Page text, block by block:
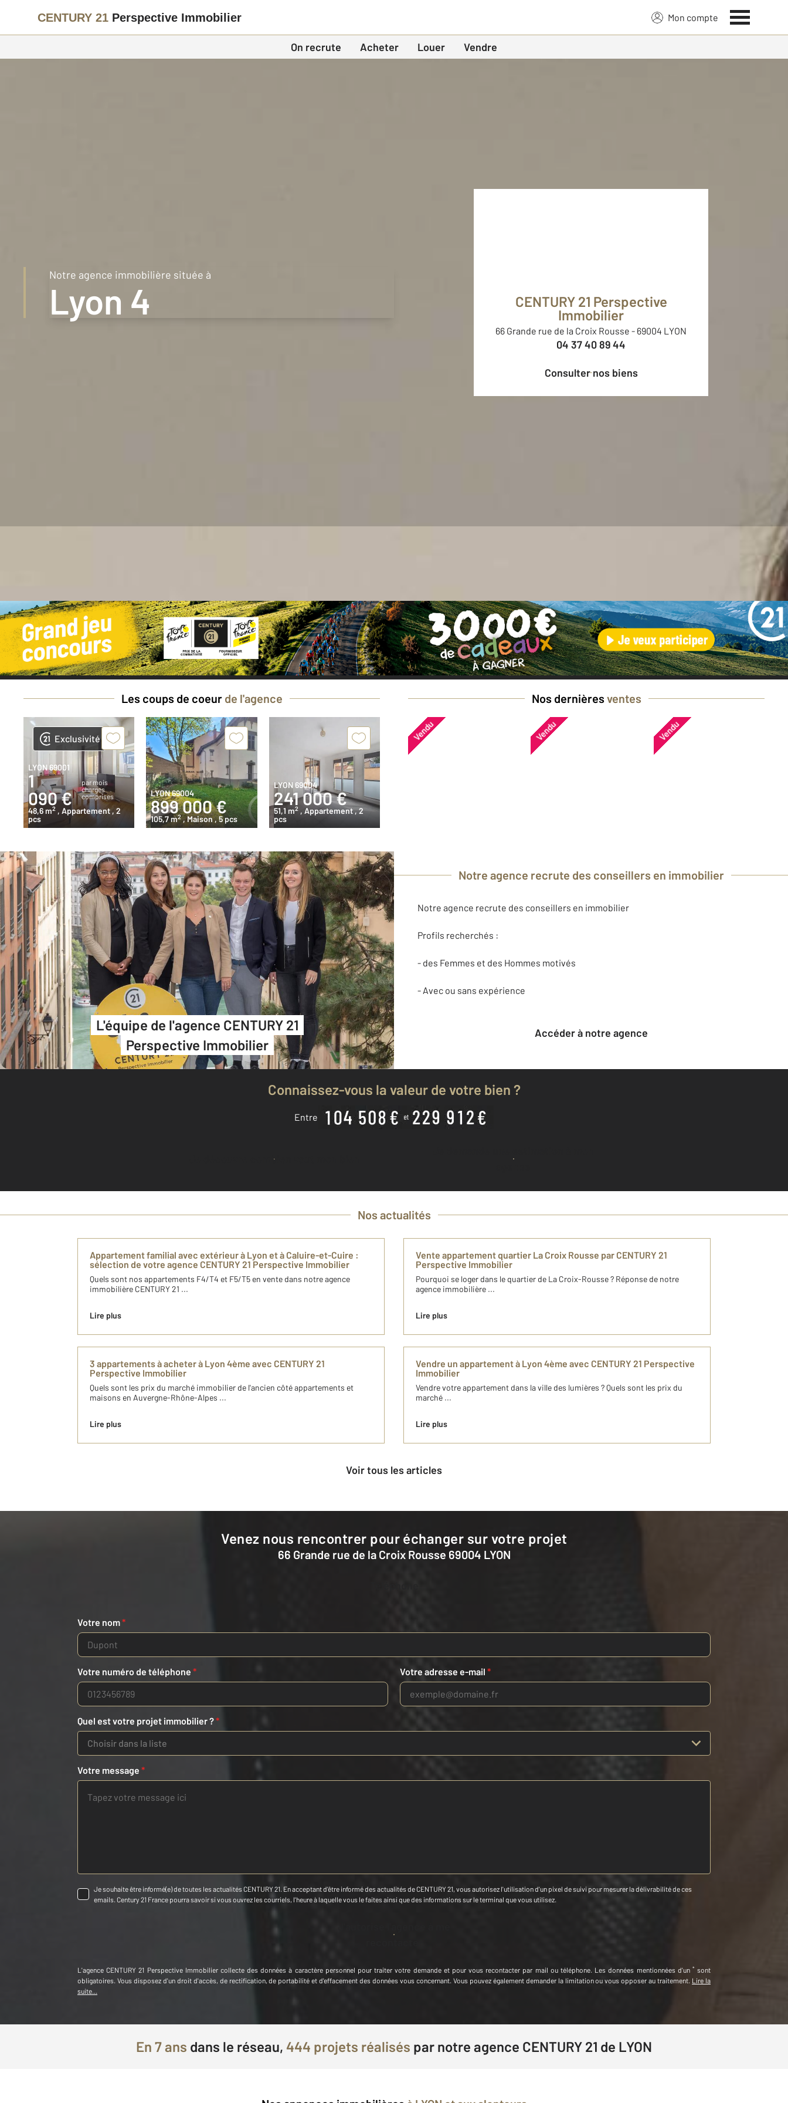
CENTURY 21 Perspective Immobilier Mon compte
On recrute Acheter Louer Vendre
Notre agence immobilière située à
Lyon 4 CENTURY 21 Perspective
Immobilier
66 Grande rue de la Croix Rousse - 69004 LYON
04 37 40 89 44
Consulter nos biens
Besoin d'une estimationgratuitepour votre bien ?
Prendre rendez-vous avec un professionnel
Les coups de coeur de l'agence
Exclusivité
LYON 69001
1
090 €
par mois
charges
comprises
48,6 m2 , Appartement , 2
pcs
LYON 69004
899 000 €
105,7 m2 , Maison, 5 pcs
LYON 69004
241 000 €
51,1 m2 , Appartement, 2
pcs
Nos dernières ventes
Vendu Vendu Vendu
L'équipe de l'agence CENTURY 21
Perspective Immobilier
Notre agence recrute des conseillers en immobilier
Notre agence recrute des conseillers en immobilier
Profils recherchés :
- des Femmes et des Hommes motivés
- Avec ou sans expérience
Accéder à notre agence
Connaissez-vous la valeur de votre bien ?
Entre
Je découvre combien vaut mon bien
Nos actualités
Appartement familial avec extérieur à Lyon et à Caluire-et-Cuire :
sélection de votre agence CENTURY 21 Perspective Immobilier
Quels sont nos appartements F4/T4 et F5/T5 en vente dans notre agence
immobilière CENTURY 21 ...
Lire plus
Vente appartement quartier La Croix Rousse par CENTURY 21
Perspective Immobilier
Pourquoi se loger dans le quartier de La Croix-Rousse ? Réponse de notre
agence immobilière ...
Lire plus
3 appartements à acheter à Lyon 4ème avec CENTURY 21
Perspective Immobilier
Quels sont les prix du marché immobilier de l'ancien côté appartements et
maisons en Auvergne-Rhône-Alpes ...
Lire plus
Vendre un appartement à Lyon 4ème avec CENTURY 21 Perspective
Immobilier
Vendre votre appartement dans la ville des lumières ? Quels sont les prix du
marché ...
Lire plus
Voir tous les articles
Venez nous rencontrer pour échanger sur votre projet
66 Grande rue de la Croix Rousse 69004 LYON
Votre nom*
Votre numéro de téléphone * Votre adresse e-mail *
Quel est votre projet immobilier ?*
Choisir dans la liste
Votre message *
Je souhaite être informé(e) de toutes les actualités CENTURY 21. En acceptant d'être informé des actualités de CENTURY 21, vous autorisez l'utilisation d'un pixel de suivi pour mesurer la délivrabilité de ces
emails. Century 21 France pourra savoir si vous ouvrez les courriels, l'heure à laquelle vous le faites ainsi que des informations sur le terminal que vous utilisez.
L'agence CENTURY 21 Perspective Immobilier collecte des données à caractère personnel pour traiter votre demande et pour vous recontacter par mail ou téléphone. Les données mentionnées d'un * sont
obligatoires. Vous disposez d'un droit d'accès, de rectification, de portabilité et d'effacement des données vous concernant. Vous pouvez également demander la limitation ou vous opposer au traitement. Lire la
suite...
En 7 ans dans le réseau, 444 projets réalisés par notre agence CENTURY 21 de LYON